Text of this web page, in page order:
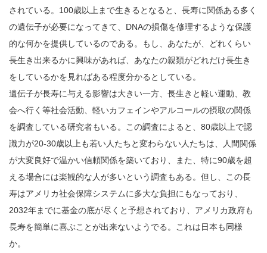
されている。100歳以上まで生きるとなると、長寿に関係ある多く
の遺伝子が必要になってきて、DNAの損傷を修理するような保護
的な何かを提供しているのである。もし、あなたが、どれくらい
長生き出来るかに興味があれば、あなたの親類がどれだけ長生き
をしているかを見ればある程度分かるとしている。
遺伝子が長寿に与える影響は大きい一方、長生きと軽い運動、教
会へ行く等社会活動、軽いカフェインやアルコールの摂取の関係
を調査している研究者もいる。この調査によると、80歳以上で認
識力が20-30歳以上も若い人たちと変わらない人たちは、人間関係
が大変良好で温かい信頼関係を築いており、また、特に90歳を超
える場合には楽観的な人が多いという調査もある。但し、この長
寿はアメリカ社会保障システムに多大な負担にもなっており、
2032年までに基金の底が尽くと予想されており、アメリカ政府も
長寿を簡単に喜ぶことが出来ないようでる。これは日本も同様
か。